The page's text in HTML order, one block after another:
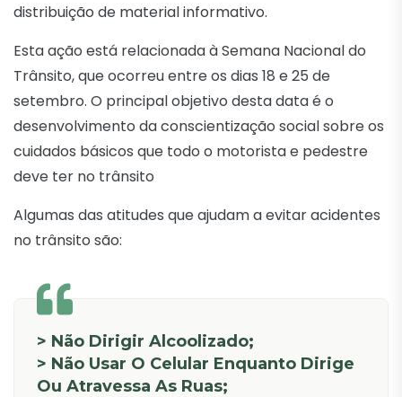
distribuição de material informativo.
Esta ação está relacionada à Semana Nacional do
Trânsito, que ocorreu entre os dias 18 e 25 de
setembro. O principal objetivo desta data é o
desenvolvimento da conscientização social sobre os
cuidados básicos que todo o motorista e pedestre
deve ter no trânsito
Algumas das atitudes que ajudam a evitar acidentes
no trânsito são:
> Não Dirigir Alcoolizado;
> Não Usar O Celular Enquanto Dirige
Ou Atravessa As Ruas;